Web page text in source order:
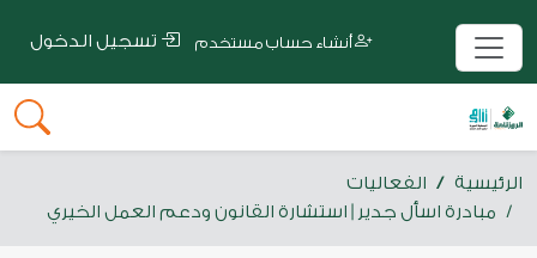
الرئيسية
الفعاليات
مبادرة اسأل جدير | استشارة القانون ودعم العمل الخيري